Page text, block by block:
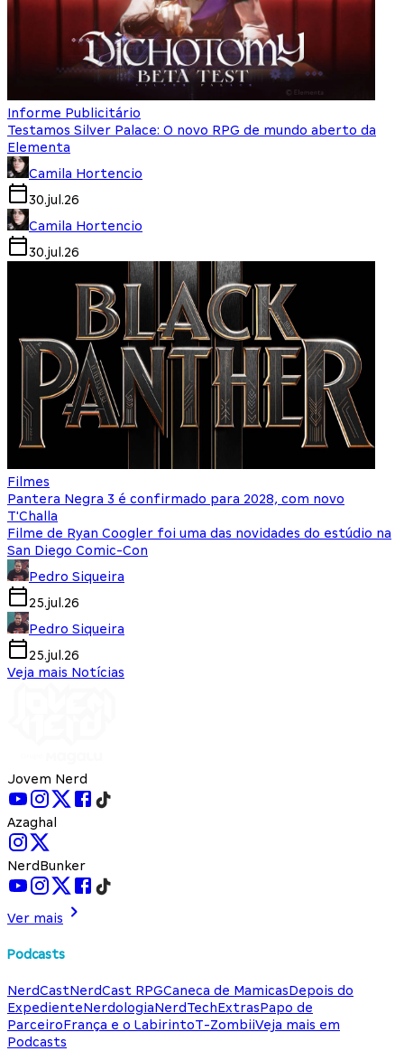
Informe Publicitário
Testamos Silver Palace: O novo RPG de mundo aberto da
Elementa
Camila Hortencio
30.jul.26
Camila Hortencio
30.jul.26
Filmes
Pantera Negra 3 é confirmado para 2028, com novo
T'Challa
Filme de Ryan Coogler foi uma das novidades do estúdio na
San Diego Comic-Con
Pedro Siqueira
25.jul.26
Pedro Siqueira
25.jul.26
Veja mais Notícias
Jovem Nerd
Azaghal
NerdBunker
Ver mais
Podcasts
NerdCastNerdCast RPGCaneca de MamicasDepois do
ExpedienteNerdologiaNerdTechExtrasPapo de
ParceiroFrança e o LabirintoT-ZombiiVeja mais em
Podcasts